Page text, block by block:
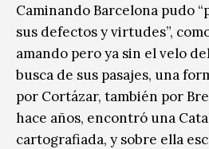
Caminando Barcelona pudo
sus defectos y virtudes”,
amando pero ya sin el velo
busca de sus pasajes, una
por Cortázar, también por
hace años, encontró una
cartografiada, y sobre ella